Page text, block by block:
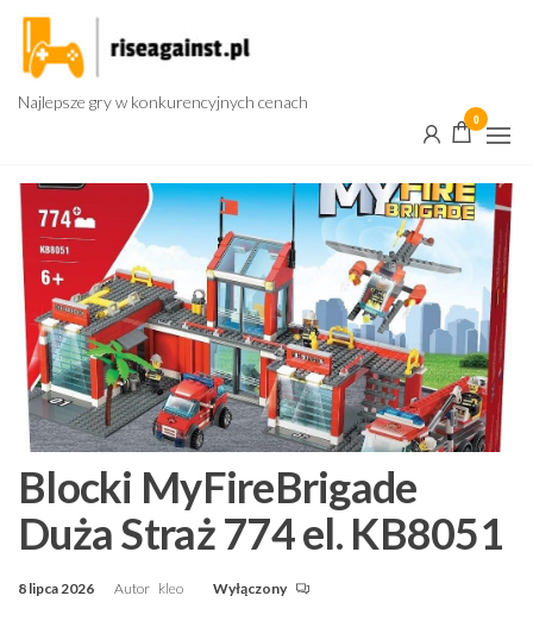
Przejdź
treści
Najlepsze gry w konkurencyjnych cenach
0
Blocki MyFireBrigade
Duża Straż 774 el. KB8051
8 lipca 2026 Autor kleo Wyłączony